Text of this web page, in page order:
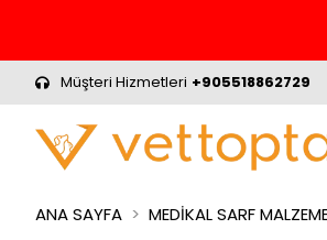
Müşteri Hizmetleri +905518862729
ANA SAYFA MEDİKAL SARF